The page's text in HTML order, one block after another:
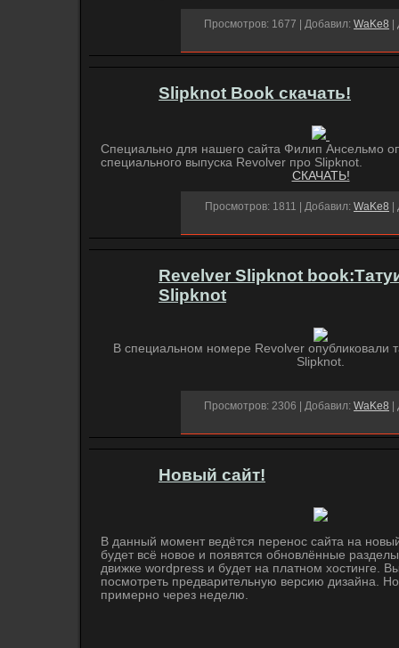
Просмотров: 1677 | Добавил: WaKe8 |
Slipknot Book скачать!
Специально для нашего сайта Филип Ансельмо
специального выпуска Revolver про Slipknot.
СКАЧАТЬ!
Просмотров: 1811 | Добавил: WaKe8 |
Revelver Slipknot
Slipknot
В специальном номере Revolver опубликовали
Slipknot.
Просмотров: 2306 | Добавил: WaKe8 |
Новый сайт!
В данный момент ведётся перенос сайта на
будет всё новое и появятся обновлённые
движке wordpress и будет на платном хостинге.
посмотреть предварительную версию дизайна.
примерно через неделю.